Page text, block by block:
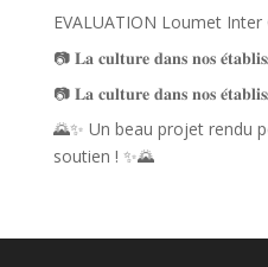
EVALUATION Loumet Inter
📷 𝐋𝐚 𝐜𝐮𝐥𝐭𝐮𝐫𝐞 𝐝𝐚𝐧𝐬 𝐧𝐨𝐬
📷 𝐋𝐚 𝐜𝐮𝐥𝐭𝐮𝐫𝐞 𝐝𝐚𝐧𝐬 𝐧𝐨𝐬
🌄✨ Un beau projet rendu
soutien ! ✨🌄